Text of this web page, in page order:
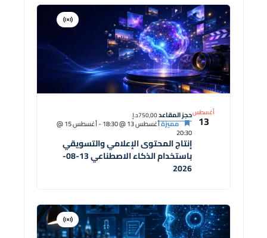
أغسطس
13
إنتاج المحتوى الإعلامي والتسويقي
باستخدام الذكاء الاصطناعي 13-08-
2026
افتراضية
مميزةأغسطس 13 @ 18:30 - أغسطس 15 @
20:30
حجز المقاعد750,00د.إ
افتراضية
دورة